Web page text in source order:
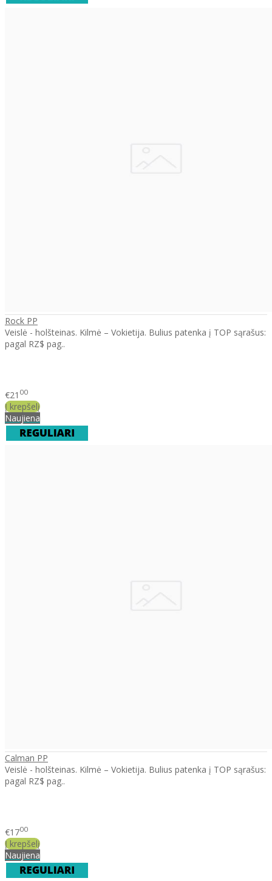
Rock PP
Veislė - holšteinas. Kilmė – Vokietija. Bulius patenka į TOP sąrašus:
pagal RZ$ pag..
€21 00
Į krepšelį
Naujiena
Calman PP
Veislė - holšteinas. Kilmė – Vokietija. Bulius patenka į TOP sąrašus:
pagal RZ$ pag..
€1700
Į krepšelį
Naujiena